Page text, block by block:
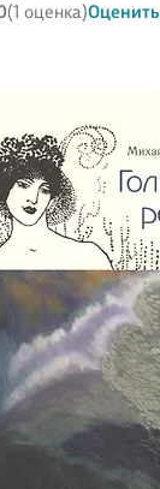
(1 оценка)Оценить